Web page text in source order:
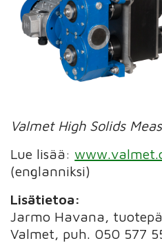
Valmet High Solids
Lue lisää:
(englanniksi)
Lisätietoa:
Jarmo Havana,
Valmet, puh. 050 577